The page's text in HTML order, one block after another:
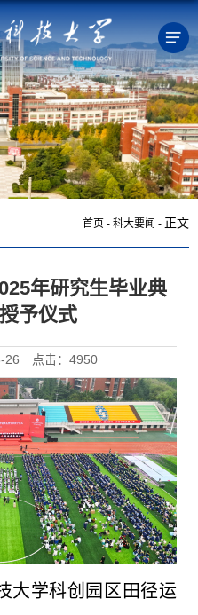
首页 - 科大要闻 - 正文
年研究生毕业典
予仪式
26 点击： 4950
大学科创园区田径运